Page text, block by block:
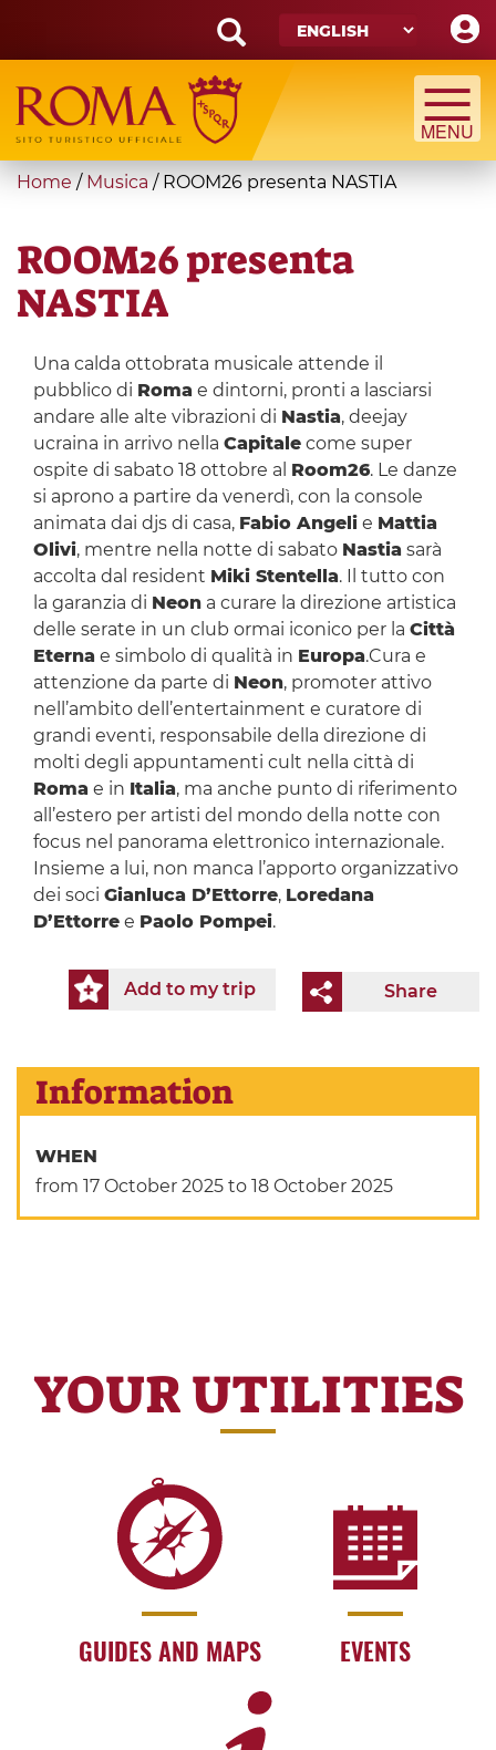
main
content
Search
form
Search
You
here
Home / Musica / ROOM26 presenta NASTIA
ROOM26 presenta
NASTIA
Una calda ottobrata musicale attende il
pubblico di Roma e dintorni, pronti a lasciarsi
andare alle alte vibrazioni di Nastia, deejay
ucraina in arrivo nella Capitalecome super
ospite di sabato 18 ottobre al Room26. Le danze
si aprono a partire da venerdì, con la console
animata dai djs di casa, Fabio Angelie Mattia
Olivi, mentre nella notte di sabato Nastia sarà
accolta dal resident Miki Stentella. Il tutto con
la garanzia di Neona curare la direzione artistica
delle serate in un club ormai iconico per la Città
Eterna e simbolo di qualità in Europa.Cura e
attenzione da parte di Neon, promoter attivo
nell’ambito dell’entertainment e curatore di
grandi eventi, responsabile della direzione di
molti degli appuntamenti cult nella città di
Roma e in Italia, ma anche punto di riferimento
all’estero per artisti del mondo della notte con
focus nel panorama elettronico internazionale.
Insieme a lui, non manca l’apporto organizzativo
dei soci Gianluca D’Ettorre, Loredana
D’Ettorree Paolo Pompei.
Share
Add to my trip
Information
WHEN
from 17 October 2025 to 18 October 2025
YOUR UTILITIES
GUIDES AND MAPS EVENTS